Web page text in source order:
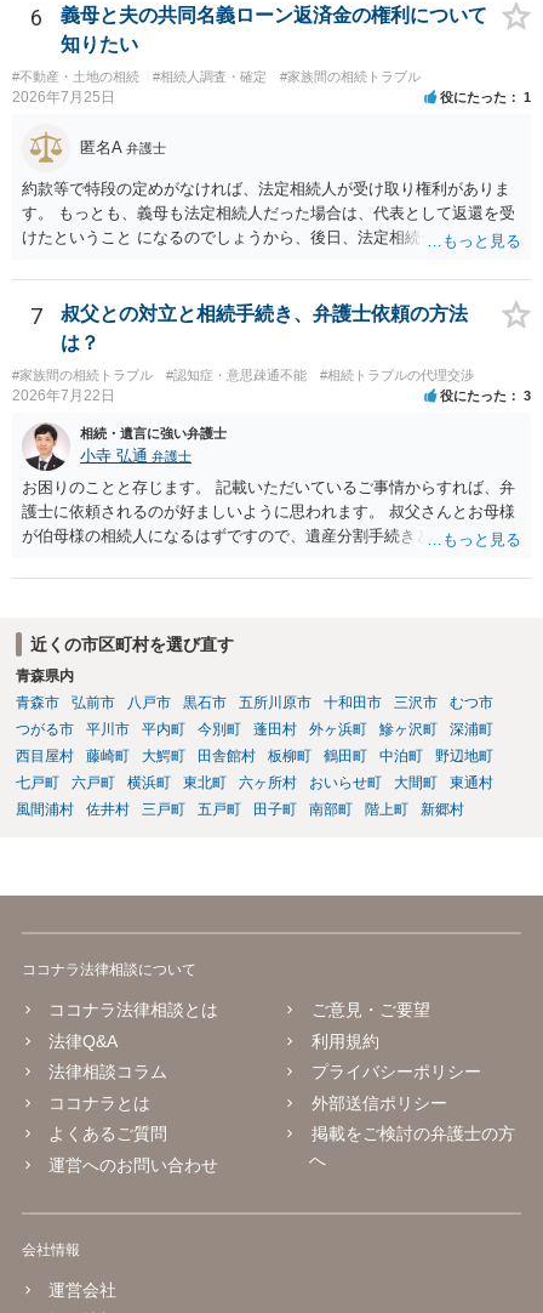
医師の意見書、筆跡鑑定 が提出されればその効力が否定される可能性
はありますが、 ・伯母様自身が分割協議に加わっていること ・御祖母
様の意に反する遺産分割協議を行う実益が誰にあったかの立証が困難
であること からすると、実際に遺産分割協議の効力が否定される可能
性はそれほど高くない（立証のハードルは非常に高い）ということが
言えると思います。
6
義母と夫の共同名義ローン返済金の権利について
知りたい
#不動産・土地の相続 #相続人調査・確定 #家族間の相続トラブル
2026年7月25日 役にたった 1
匿名A 弁護士
約款等で特段の定めがなければ、法定相続人が受け取り権利がありま
す。 もっとも、義母も法定相続人だった場合は、代表として返還を受
けたということ になるのでしょうから、後日、法定相続分に基づいて
7
叔父との対立と相続手続き、弁護士依頼の方法
は？
#家族間の相続トラブル #認知症・意思疎通不能 #相続トラブルの代理交渉
2026年7月22日 役にたった 3
相続・遺言に強い弁護士
小寺 弘通 弁護士
お困りのことと存じます。 記載いただいているご事情からすれば、弁
護士に依頼されるのが好ましいように思われます。 叔父さんとお母様
が伯母様の相続人になるはずですので、遺産分割手続きという形でお
に呼ばれなかったことについて慰謝料を請求する」と言ってこられて
しょうから、こちらから積極的に動く必要はないように見受けられま
す。 仮に訴訟を起こされるなどした場合には、遺産分割手続きで依頼
される弁護士の方に対応をお願いするのが良いのではないでしょう
か。 以上ご参考にしていただければ幸いです。
近くの市区町村を選び直す
青森県内
青森市
弘前市 八戸市 黒石市 五所川原市 十和田市 三沢市
むつ市
つがる市
平川市 平内町 今別町 蓬田村 外ヶ浜町 鰺ヶ沢町
深浦町
西目屋村
藤崎町 大鰐町 田舎館村 板柳町 鶴田町 中泊町
野辺地町
七戸町
六戸町 横浜町 東北町 六ヶ所村 おいらせ町 大間町
東通村
風間浦村
佐井村 三戸町 五戸町 田子町 南部町 階上町 新郷村
ココナラ法律相談について
ココナラ法律相談とは
法律Q&A
法律相談コラム
ココナラとは
よくあるご質問
運営へのお問い合わせ
ご意見・ご要望
利用規約
プライバシーポリシー
外部送信ポリシー
掲載をご検討の弁護士の方
へ
会社情報
運営会社